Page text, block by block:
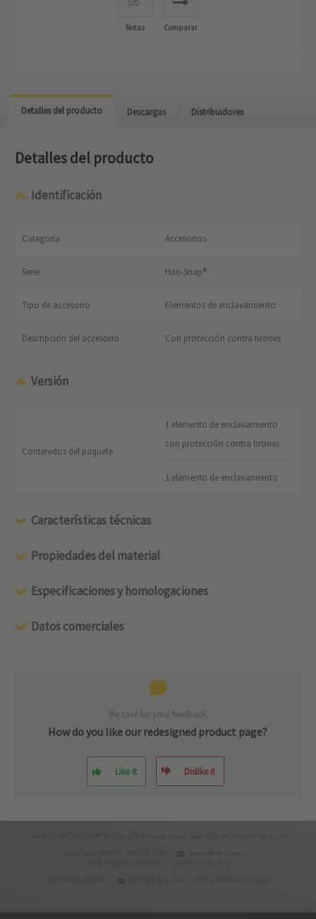
Notas Comparar
Detalles del producto Descargas Distribuidores
Detalles del producto
Identificación
Categoría Accesorios
Serie Han-Snap®
Tipo de accesorio Elementos de enclavamiento
Descripción del accesorio Con protección contra tirones
Versión
Contenidos del paquete
1 elemento de enclavamiento
con protección contra tirones
1 elemento de enclavamiento
Características técnicas
Propiedades del material
Especificaciones y homologaciones
Datos comerciales
How do you like our redesigned product page?
Like it Dislike it